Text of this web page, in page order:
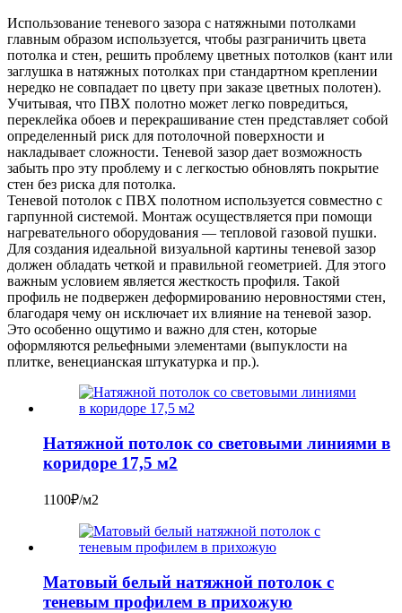
Использование теневого зазора с натяжными потолками
главным образом используется, чтобы разграничить цвета
потолка и стен, решить проблему цветных потолков (кант или
заглушка в натяжных потолках при стандартном креплении
нередко не совпадает по цвету при заказе цветных полотен).
Учитывая, что ПВХ полотно может легко повредиться,
переклейка обоев и перекрашивание стен представляет собой
определенный риск для потолочной поверхности и
накладывает сложности. Теневой зазор дает возможность
забыть про эту проблему и с легкостью обновлять покрытие
стен без риска для потолка.
Теневой потолок с ПВХ полотном используется совместно с
гарпунной системой. Монтаж осуществляется при помощи
нагревательного оборудования — тепловой газовой пушки.
Для создания идеальной визуальной картины теневой зазор
должен обладать четкой и правильной геометрией. Для этого
важным условием является жесткость профиля. Такой
профиль не подвержен деформированию неровностями стен,
благодаря чему он исключает их влияние на теневой зазор.
Это особенно ощутимо и важно для стен, которые
оформляются рельефными элементами (выпуклости на
плитке, венецианская штукатурка и пр.).
Натяжной потолок со световыми линиями в
коридоре 17,5 м2
1100₽/м2
Матовый белый натяжной потолок с
теневым профилем в прихожую